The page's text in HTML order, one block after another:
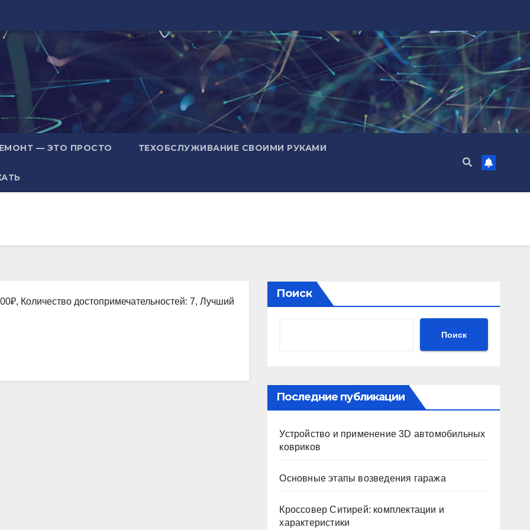
— ЭТО ПРОСТО ТЕХОБСЛУЖИВАНИЕ СВОИМИ РУКАМИ
Количество достопримечательностей: 7, Лучший
Поиск
Поиск
Последние публикации
Устройство и применение 3D автомобильных
ковриков
Основные этапы возведения гаража
Кроссовер Ситирей: комплектации и
характеристики